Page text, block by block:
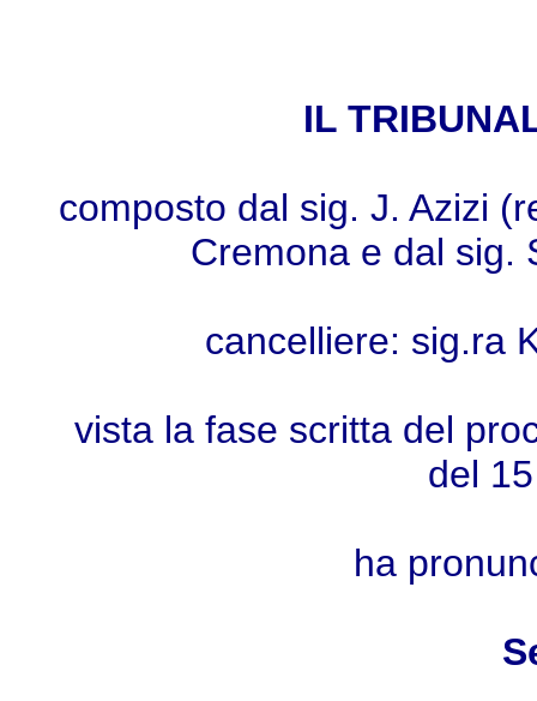
IL
composto dal sig. J. Azizi
Cremona e dal sig.
cancelliere: sig.ra
vista la fase scritta del
del
ha